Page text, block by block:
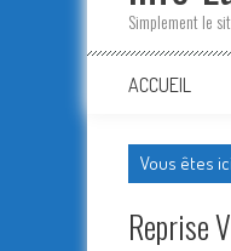
Simplement le
ACCUEIL
Vous êtes ici
Reprise